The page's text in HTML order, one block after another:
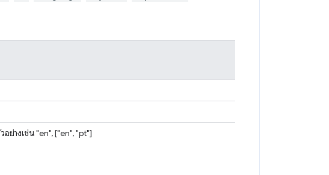
ย่างเช่น "en", ["en", "pt"]